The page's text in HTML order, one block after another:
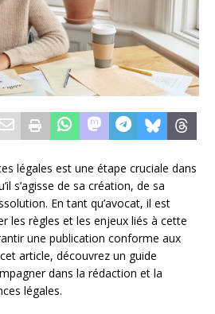
légales est une étape cruciale dans
s’agisse de sa création, de sa
En tant qu’avocat, il est
les règles et les enjeux liés à cette
une publication conforme aux
article, découvrez un guide
dans la rédaction et la
légales.